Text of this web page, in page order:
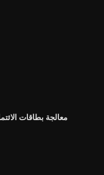
معالجة بطاقات